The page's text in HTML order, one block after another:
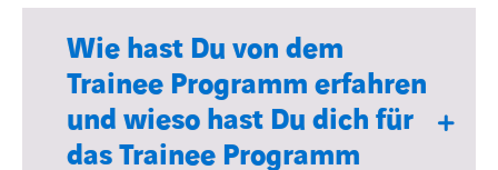
Wie hast Du von dem
Trainee Programm erfahren
und wieso hast Du dich für
das Trainee Programm